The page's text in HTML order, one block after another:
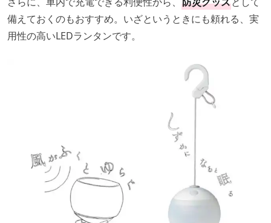
備えておくのもおすすめ。いざというときにも頼れる、実
用性の高いLEDランタンです。